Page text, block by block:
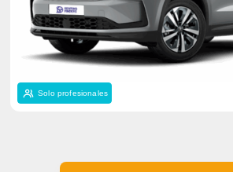
Solo profesionales